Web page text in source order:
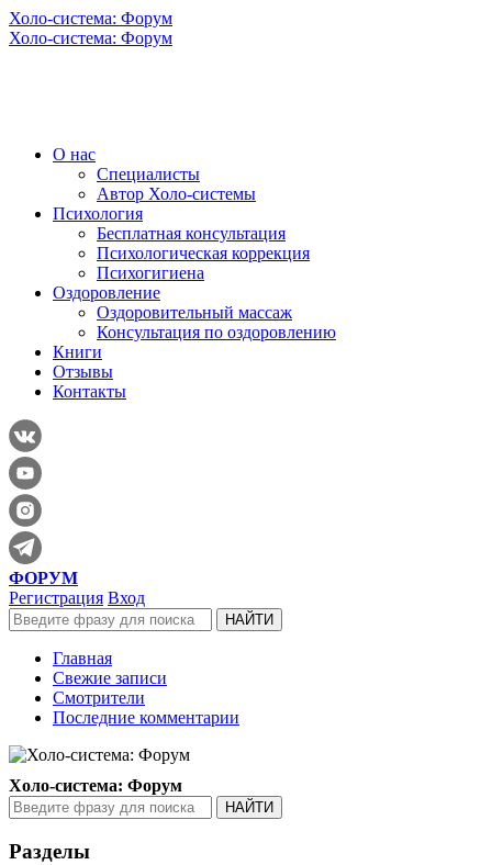
Холо-система: Форум
Холо-система: Форум
О нас
Специалисты
Автор Холо-системы
Психология
Бесплатная консультация
Психологическая коррекция
Психогигиена
Оздоровление
Оздоровительный массаж
Консультация по оздоровлению
Книги
Отзывы
Контакты
ФОРУМ
Регистрация Вход
Главная
Свежие записи
Смотрители
Последние комментарии
Холо-система: Форум
Разделы